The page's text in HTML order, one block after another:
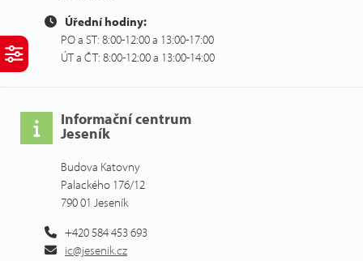
Úřední hodiny:
PO a ST: 8:00-12:00 a 13:00-17:00
ÚT a ČT: 8:00-12:00 a 13:00-14:00
Informační centrum
Jeseník
Budova Katovny
Palackého 176/12
790 01 Jeseník
+420 584 453 693
ic@jesenik.cz